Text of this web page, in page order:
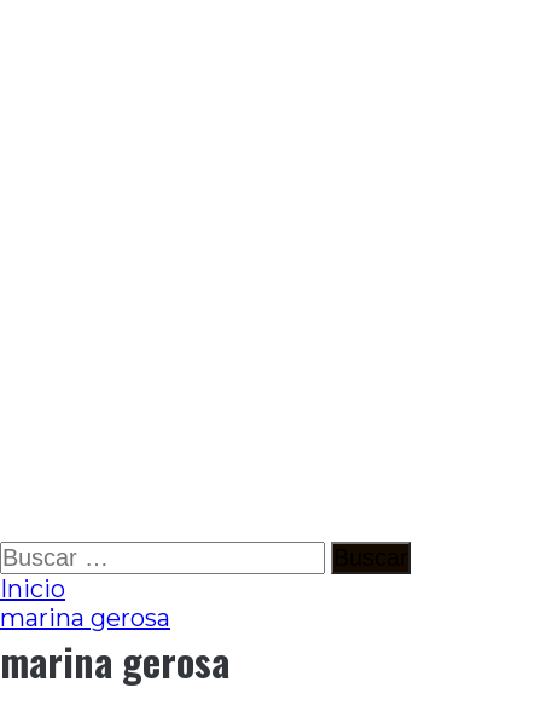
Ir
al
contenido
Buscar:
Inicio
marina gerosa
marina gerosa